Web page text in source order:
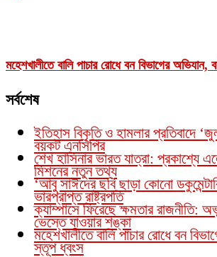
মহেশখালীতে বালি পাচার রোধে বন বিভাগের অভিযান,
সর্বশেষ
ইতিহাস বিকৃতি ও হামলার প্রতিবাদে
বয়কট এনসিপির
শেখ হাসিনার ভারত যাত্রা: প্রকাশ্যে
মিশনের নতুন তথ্য
‘আবু সাঈদের ছবি ছাড়া কোনো
ভারপ্রাপ্ত রাষ্ট্রপতি
ক্যাম্পাসে ফিরেছে ক্ষমতার রাজনীতি:
ভেস্তে যাওয়ার শঙ্কা
মহেশখালীতে বালি পাচার রোধে বন
স্তূপ ধ্বংস